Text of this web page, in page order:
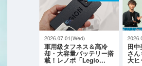
2026.07.01(Wed)
軍用級タフネス＆高冷
却・大容量バッテリー搭
載！レノボ「Legio…
田
さ
大